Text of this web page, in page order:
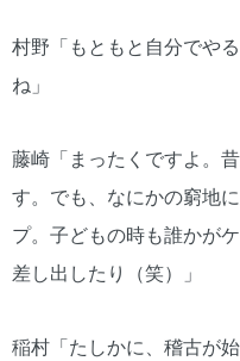
村野「もともと自分でや
ね」
藤崎「まったくですよ。
す。でも、なにかの窮地
プ。子どもの時も誰かが
差し出したり（笑）」
稲村「たしかに、稽古が